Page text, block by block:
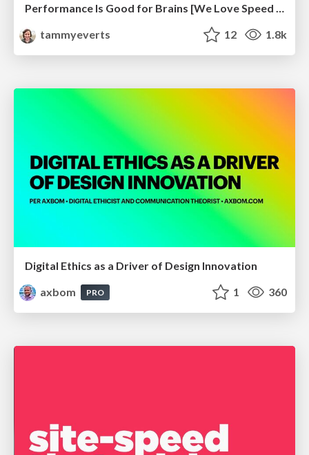
Performance Is Good for Brains [We Love Speed 2024]
tammyeverts
12 1.8k
Digital Ethics as a Driver of Design Innovation
axbom
PRO 1 360